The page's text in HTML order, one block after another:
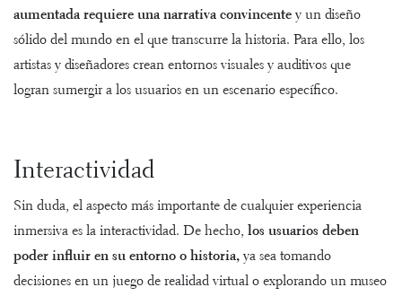
aumentada requiere una narrativa convincente y un diseño
sólido del mundo en el que transcurre la historia. Para ello, los
artistas y diseñadores crean entornos visuales y auditivos que
logran sumergir a los usuarios en un escenario específico.
Interactividad
Sin duda, el aspecto más importante de cualquier experiencia
inmersiva es la interactividad. De hecho, los usuarios deben
poder influir en su entorno o historia, ya sea tomando
decisiones en un juego de realidad virtual o explorando un museo